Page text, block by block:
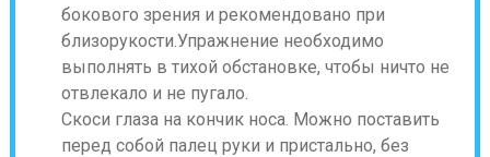
бокового зрения и рекомендовано при
близорукости.Упражнение необходимо
выполнять в тихой обстановке, чтобы ничто не
отвлекало и не пугало.
Скоси глаза на кончик носа. Можно поставить
перед собой палец руки и пристально, без